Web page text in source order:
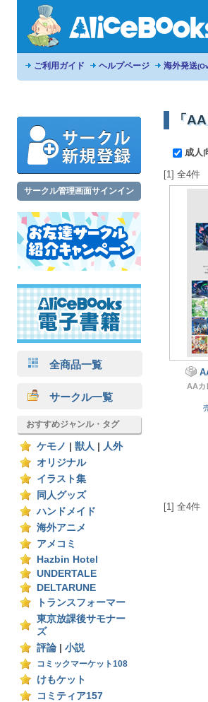
ご利用ガイド ヘルプページ 海外発送
サークル管理画面サインイン
全商品一覧
サークル一覧
おすすめジャンル・タグ
ケモノ 獣人
人外
オリジナル
イラスト集
同人グッズ
ハンドメイド
海外アニメ
アメコミ
Hazbin Hotel
UNDERTALE
DELTARUNE
トランスフォーマー
東京放課後サモナー
ズ
評論
小説
コミックマーケット108
けもケット
コミティア157
「
成人
[1] 全4件
AAカ
[1] 全4件